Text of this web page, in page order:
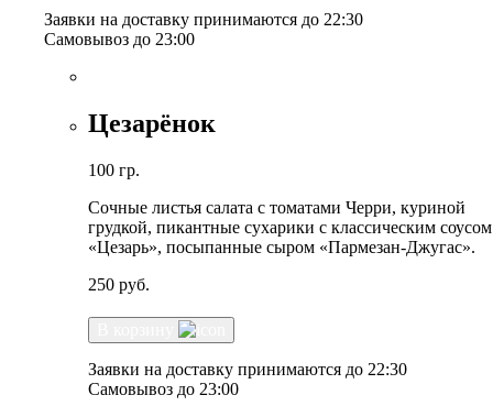
Заявки на доставку принимаются до 22:30
Самовывоз до 23:00
Цезарёнок
100 гр.
Сочные листья салата с томатами Черри, куриной
грудкой, пикантные сухарики с классическим соусом
«Цезарь», посыпанные сыром «Пармезан-Джугас».
250 руб.
Заявки на доставку принимаются до 22:30
Самовывоз до 23:00